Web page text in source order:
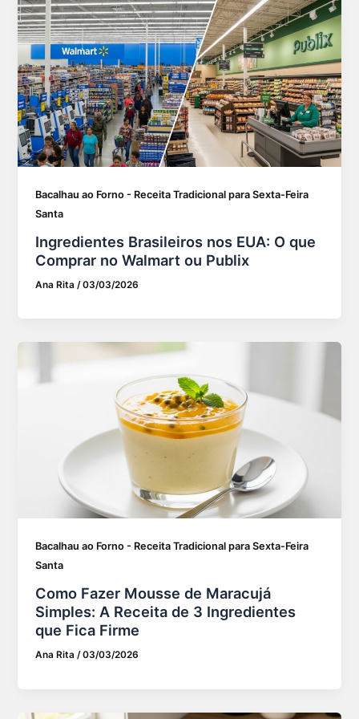
Bacalhau ao Forno - Receita Tradicional para Sexta-Feira
Santa
Ingredientes Brasileiros nos EUA: O que
Comprar no Walmart ou Publix
Ana Rita /03/03/2026
Bacalhau ao Forno - Receita Tradicional para Sexta-Feira
Santa
Como Fazer Mousse de Maracujá
Simples: A Receita de 3 Ingredientes
que Fica Firme
Ana Rita /03/03/2026